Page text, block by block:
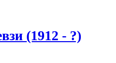
(1912 - ?)